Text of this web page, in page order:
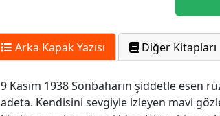
Arka Kapak Yazısı Diğer Kitapları
9 Kasım 1938 Sonbaharın şiddetle esen
adeta. Kendisini sevgiyle izleyen mavi